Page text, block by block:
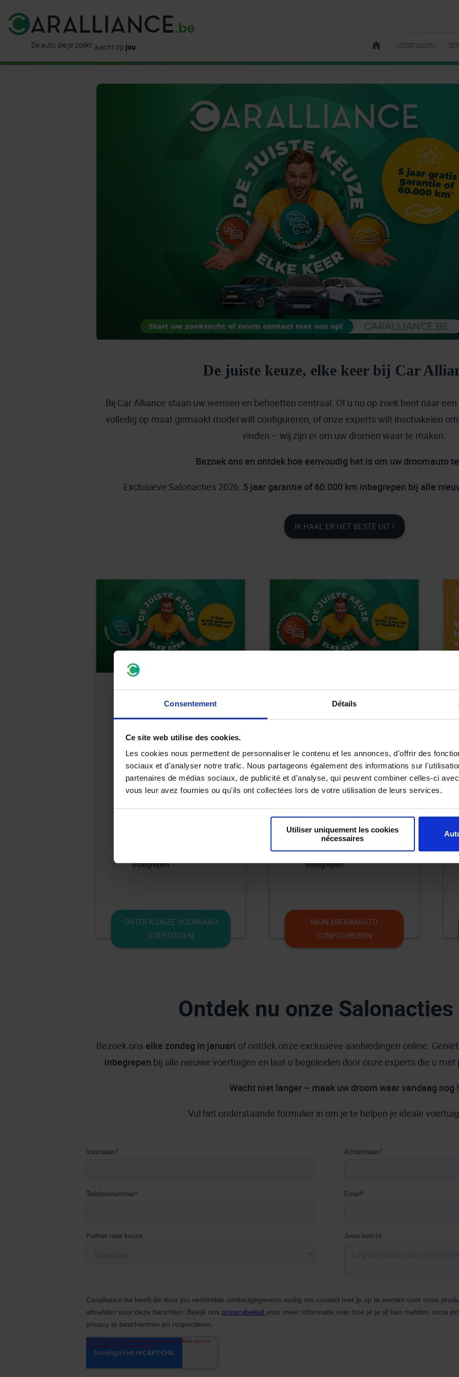
Consentement Détails
Ce site web utilise des cookies.
Les cookies nous permettent de personnaliser le contenu et les annonces, d'offrir des
sociaux et d'analyser notre trafic. Nous partageons également des informations sur
partenaires de médias sociaux, de publicité et d'analyse, qui peuvent combiner celles-ci
vous leur avez fournies ou qu'ils ont collectées lors de votre utilisation de leurs services.
Utiliser uniquement les cookies
nécessaires
De auto die je zoekt
is al hierbeschikbaar
wacht op jou VOERTUIGEN
De juiste keuze, elke keer bij Car
Bij Car Alliance staan uw wensen en behoeften centraal. Of u nu op zoek bent naar
volledig op maat gemaakt model wilt configureren, of onze experts wilt inschakelen
vinden – wij zijn er om uw dromen waar te maken.
Bezoek ons en ontdek hoe eenvoudig het is om uw droomauto
Exclusieve Salonacties 2026: 5 jaar garantie of 60.000 km inbegrepen bij alle
IK HAAL ER HET BESTE UIT !
ONZE
STOCKWAGENS
Snel,eenvoudig en direct
beschikbaar– onze stockwagens
verliezen heeft.
Populaire modellenmet een
modern design en
inbegrepen
ONTDEK ONZE VOORRAAD
VOERTUIGEN
ONZE VOERTUIGEN
OP BESTELLING
Wilt u uw auto volledig naar eigen
persoonlijke wensen.
Kies elke optie: van de
perfecte kleur tot de nieuwste
Creëer een wagen die
naadloos aansluit bij uw stijl
en behoeften.
5 jaar garantie of 60.000 km
inbegrepen
MIJN DROOMAUTO
CONFIGUREREN
Ontdek nu onze
Bezoek ons elke zondag in januari of ontdek onze exclusieve aanbiedingen online.
inbegrepen bij alle nieuwe voertuigen en laat u begeleiden door onze experts die u
Wacht niet langer – maak uw droom waar vandaag nog !
Vul het onderstaande formulier in om je te helpen je ideale